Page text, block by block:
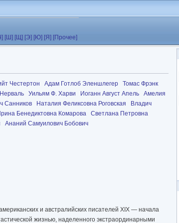
[Ш] [Щ] [Э] [Ю] [Я] [Прочее]
Честертон Адам Готлоб Эленшлегер
Томас Фрэнк
Уильям Ф. Харви Иоганн Август Апель
Амелия
Санников Наталия Феликсовна Роговская
Владич
Бенедиктовна Комарова
Светлана Петровна
Ананий Самуилович Бобович
и австралийских писателей XIX — начала
жизнью, наделенного экстраординарными